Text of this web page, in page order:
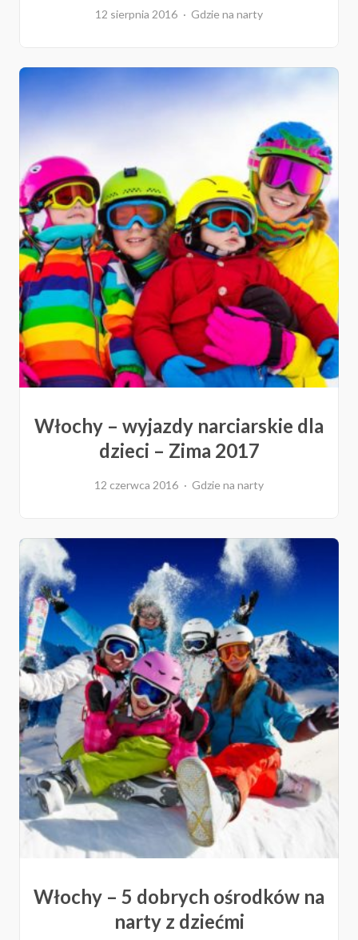
12 sierpnia 2016 Gdzie na narty
Włochy – wyjazdy narciarskie dla
dzieci – Zima 2017
12 czerwca 2016 Gdzie na narty
Włochy – 5 dobrych ośrodków na
narty z dziećmi